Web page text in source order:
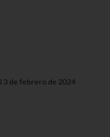
3 de febrero de 2024